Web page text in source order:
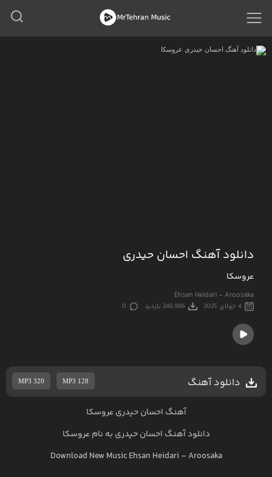
دانلود آهنگ احسان حیدری
عروسکا
Ehsan Heidari - Aroosaka
4 جولای 2025 246,986 بازدید 0
دانلود آهنگ MP3 320 MP3 128
آهنگ احسان حیدری عروسکا
دانلود آهنگ احسان حیدری به نامعروسکا
Download New MusicEhsan Heidari – Aroosaka